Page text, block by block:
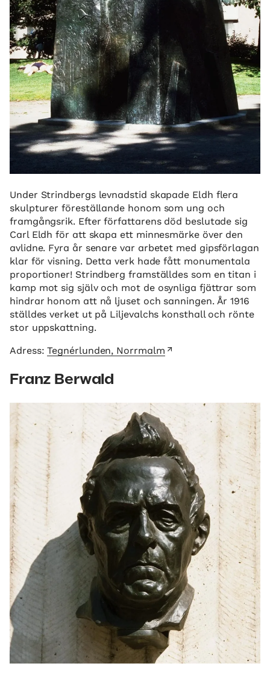
Under Strindbergs levnadstid skapade Eldh flera
skulpturer föreställande honom som ung och
framgångsrik. Efter författarens död beslutade sig
Carl Eldh för att skapa ett minnesmärke över den
avlidne. Fyra år senare var arbetet med gipsförlagan
klar för visning. Detta verk hade fått monumentala
proportioner! Strindberg framställdes som en titan i
kamp mot sig själv och mot de osynliga fjättrar som
hindrar honom att nå ljuset och sanningen. År 1916
ställdes verket ut på Liljevalchs konsthall och rönte
stor uppskattning.
Adress:Tegnérlunden, Norrmalm
Franz Berwald